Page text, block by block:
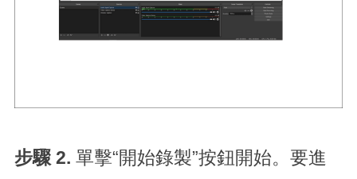
步驟 2. 單擊“開始錄製”按鈕開始。要進